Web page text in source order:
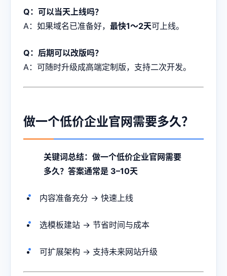
Q：可以当天上线吗？
A：如果域名已准备好， 最快1～2天可上线。
Q：后期可以改版吗？
A：可随时升级成高端定制版，支持二次开发。
做一个低价企业官网需要多久？
关键词总结：做一个低价企业官网需要
多久？答案通常是 3–10天
内容准备充分 → 快速上线
选模板建站 → 节省时间与成本
可扩展架构 → 支持未来网站升级